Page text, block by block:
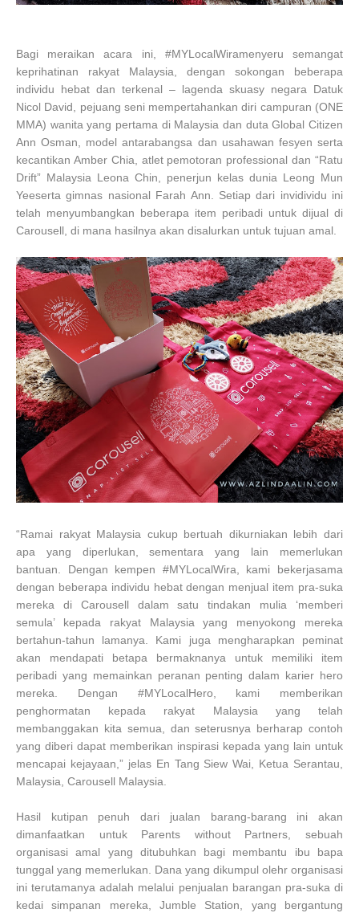
Bagi meraikan acara ini, #MYLocalWiramenyeru semangat
keprihatinan rakyat Malaysia, dengan sokongan beberapa
individu hebat dan terkenal – lagenda skuasy negara Datuk
Nicol David, pejuang seni mempertahankan diri campuran (ONE
MMA) wanita yang pertama di Malaysia dan duta Global Citizen
Ann Osman, model antarabangsa dan usahawan fesyen serta
kecantikan Amber Chia, atlet pemotoran professional dan “Ratu
Drift” Malaysia Leona Chin, penerjun kelas dunia Leong Mun
Yeeserta gimnas nasional Farah Ann. Setiap dari invidividu ini
telah menyumbangkan beberapa item peribadi untuk dijual di
Carousell, di mana hasilnya akan disalurkan untuk tujuan amal.
“Ramai rakyat Malaysia cukup bertuah dikurniakan lebih dari
apa yang diperlukan, sementara yang lain memerlukan
bantuan. Dengan kempen #MYLocalWira, kami bekerjasama
dengan beberapa individu hebat dengan menjual item pra-suka
mereka di Carousell dalam satu tindakan mulia ‘memberi
semula’ kepada rakyat Malaysia yang menyokong mereka
bertahun-tahun lamanya. Kami juga mengharapkan peminat
akan mendapati betapa bermaknanya untuk memiliki item
peribadi yang memainkan peranan penting dalam karier hero
mereka. Dengan #MYLocalHero, kami memberikan
penghormatan kepada rakyat Malaysia yang telah
membanggakan kita semua, dan seterusnya berharap contoh
yang diberi dapat memberikan inspirasi kepada yang lain untuk
mencapai kejayaan,” jelas En Tang Siew Wai, Ketua Serantau,
Malaysia, Carousell Malaysia.
Hasil kutipan penuh dari jualan barang-barang ini akan
dimanfaatkan untuk Parents without Partners, sebuah
organisasi amal yang ditubuhkan bagi membantu ibu bapa
tunggal yang memerlukan. Dana yang dikumpul olehr organisasi
ini terutamanya adalah melalui penjualan barangan pra-suka di
kedai simpanan mereka, Jumble Station, yang bergantung